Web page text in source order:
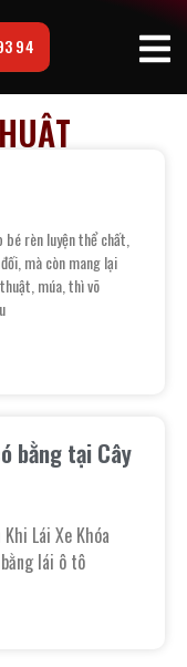
94
rèn luyện thể chất,
mà còn mang lại
múa, thì võ
bằng tại Cây
Lái Xe Khóa
lái ô tô